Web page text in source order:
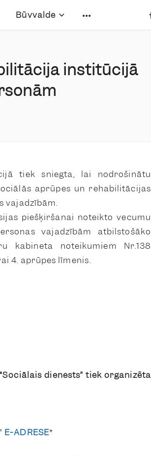
Būvvalde
institūcijā
tiek sniegta, lai nodrošinātu
aprūpes un rehabilitācijas
vajadzībām.
piešķiršanai noteikto vecumu
vajadzībām atbilstošāko
kabineta noteikumiem Nr.138
4. aprūpes līmenis.
dienests” tiek organizēta
E-ADRESE*